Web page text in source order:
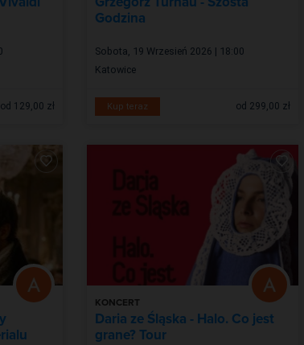
od 129,00 zł
Godzina
Sobota, 19 Wrzesień 2026 | 18:00
Katowice
Kup teraz od 299,00 zł
KONCERT
Daria ze Śląska - Halo. Co jest
grane? Tour